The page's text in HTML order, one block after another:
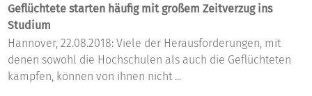
Geflüchtete starten häufig mit großem Zeitverzug ins
Studium
Hannover, 22.08.2018: Viele der Herausforderungen, mit
denen sowohl die Hochschulen als auch die Geflüchteten
kämpfen, können von ihnen nicht ...